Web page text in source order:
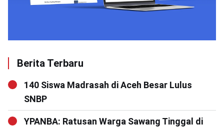
Berita Terbaru
140 Siswa Madrasah di Aceh Besar Lulus
SNBP
YPANBA: Ratusan Warga Sawang Tinggal di